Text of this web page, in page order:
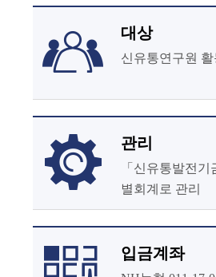
대상
신유통연구원
관리
「신유통발전
별회계로 관리
입금계좌